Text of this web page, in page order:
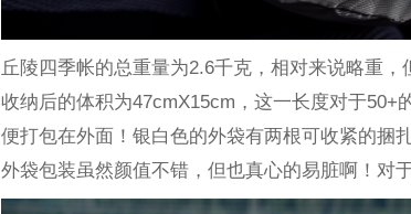
丘陵四季帐的总重量为2.6千克，相对来说略重，
收纳后的体积为47cmX15cm，这一长度对于
便打包在外面！银白色的外袋有两根可收紧的捆
外袋包装虽然颜值不错，但也真心的易脏啊！对